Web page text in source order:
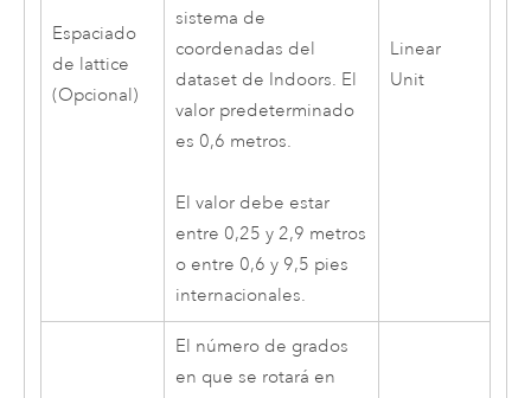
Espaciado
de lattice
(Opcional)
sistema de
coordenadas del
dataset de Indoors. El
valor predeterminado
es 0,6 metros.
El valor debe estar
entre 0,25 y 2,9 metros
o entre 0,6 y 9,5 pies
internacionales.
Linear
Unit
El número de grados
en que se rotará en